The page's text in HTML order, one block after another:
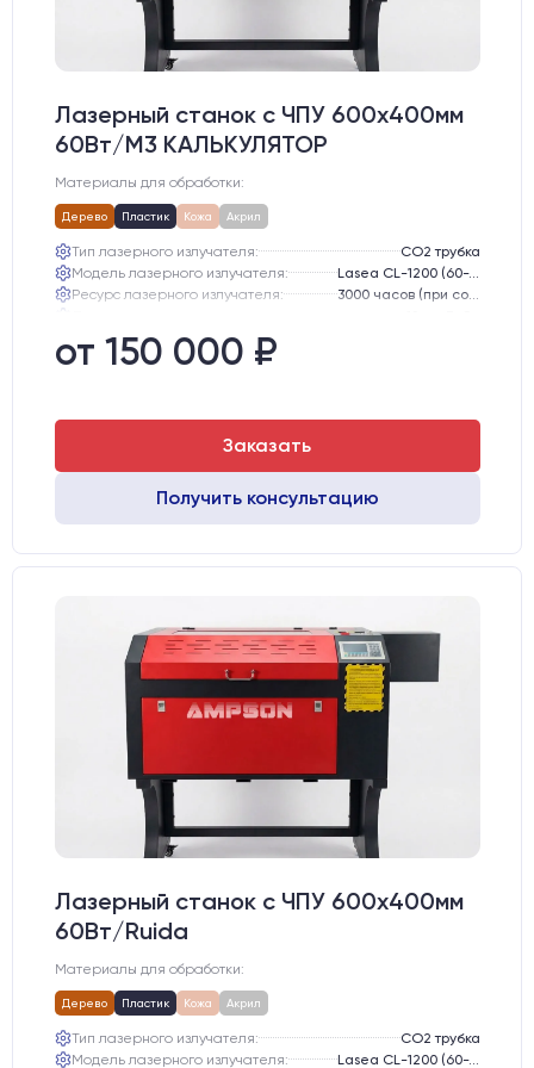
Лазерный станок c ЧПУ 600х400мм
60Вт/М3 КАЛЬКУЛЯТОР
Материалы для обработки:
Дерево Пластик Кожа Акрил
Тип лазерного излучателя:
СО2 трубка
Модель лазерного излучателя:
Lasea CL-1200 (60-75 Вт)
Ресурс лазерного излучателя:
3000 часов (при соблюдении условий эксплуатации)
Зеркала:
Интерфейс подключения станка к ПК:
от 150 000 ₽
Заказать
Получить консультацию
Лазерный станок c ЧПУ 600х400мм
60Вт/Ruida
Материалы для обработки:
Дерево Пластик Кожа Акрил
Тип лазерного излучателя:
СО2 трубка
Модель лазерного излучателя:
Lasea CL-1200 (60-75 Вт)